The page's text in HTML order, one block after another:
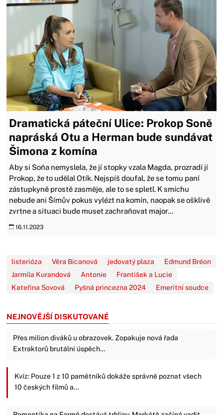
Dramatická páteční Ulice: Prokop Soně
napráská Otu a Herman bude sundávat
Šimona z komína
Aby si Soňa nemyslela, že jí stopky vzala Magda, prozradí jí
Prokop, že to udělal Otík. Nejspíš doufal, že se tomu paní
zástupkyně prostě zasměje, ale to se spletl. K smíchu
nebude ani Šímův pokus vylézt na komín, naopak se ošklivě
zvrtne a situaci bude muset zachraňovat major...
16.11.2023
listerióza Věra Bicanová jedovatý plaza
Edmund Bréon
Jarmila Kurandová
Antonie
František a Lucie
Kateřina Sovová
Pyšná princezna 2024 Emeritní soudce
NEJNOVĚJŠÍ DISKUTOVANÉ
Přes milion diváků u obrazovek. Zopakuje nová řada
Extraktorů brutální úspěch…
Kvíz: Pouze 1 z 10 pamětníků dokáže správně poznat všech
10 českých filmů a…